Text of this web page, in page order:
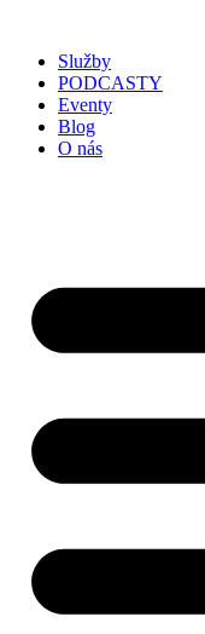
Služby
PODCASTY
Eventy
Blog
O nás